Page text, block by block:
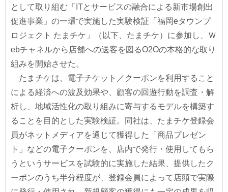
として取り組む「ITとサービスの融合による新市場創出
促進事業」の一環で実施した実験検証「福岡eタウンプ
ロジェクト たまチケ」（以下、たまチケ）に参加し、Ｗ
ebチャネルから店舗への送客を図るO2Oの本格的な取り
組みを開始させた。
たまチケは、電子チケット／クーポンを利用すること
による経済への波及効果や、顧客の回遊行動を調査・解
析し、地域活性化の取り組みに寄与するモデルを構築す
ることを目的とした実験検証。同社は、たまチケ登録会
員がネットメディアを通じて獲得した「商品プレゼン
ト」などの電子クーポンを、店内で発行・使用してもら
うというサービスを試験的に実施した結果、提供したク
ーポンのうち半分程度が、登録会員によって店頭で実際